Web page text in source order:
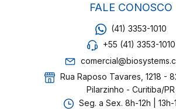
FALE CONOSCO
(41) 3353-1010
+55 (41) 3353-1010
Rua Raposo Tavares, 1218 -
Pilarzinho - Curitiba/PR
Seg. a Sex. 8h-12h | 13h-